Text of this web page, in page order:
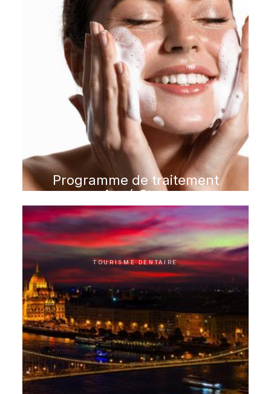
Programme de traitement
Acné Stop
TOURISME DENTAIRE